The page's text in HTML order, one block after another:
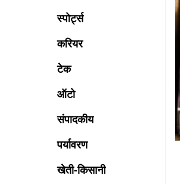
स्पोर्ट्स
करियर
टेक
ऑटो
संपादकीय
पर्यावरण
खेती-किसानी